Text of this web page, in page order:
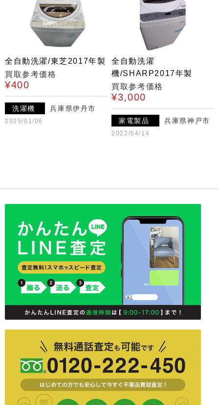
全自動洗濯/東芝2017年製
買取参考価格
¥400
洗濯機 兵庫県伊丹市
2025/01/06
全自動洗濯
機/SHARP2017年製
買取参考価格
¥3,000
家電製品 兵庫県神戸市
2022/04/14